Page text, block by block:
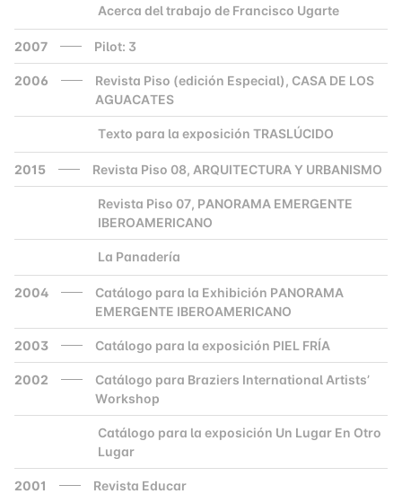
Acerca del trabajo de Francisco Ugarte
2007 Pilot: 3
2006
Revista Piso (edición Especial), CASA DE LOS
AGUACATES
Texto para la exposición TRASLÚCIDO
2015 Revista Piso 08, ARQUITECTURA Y URBANISMO
Revista Piso 07, PANORAMA EMERGENTE
IBEROAMERICANO
La Panadería
2004
Catálogo para la Exhibición PANORAMA
EMERGENTE IBEROAMERICANO
2003 Catálogo para la exposición PIEL FRÍA
2002
Catálogo para Braziers International Artists’
Workshop
Catálogo para la exposición Un Lugar En Otro
Lugar
2001 Revista Educar